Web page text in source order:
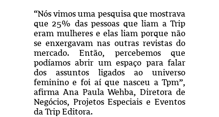
“Nós vimos uma pesquisa que mostrava
que 25% das pessoas que liam a Trip
eram mulheres e elas liam porque não
se enxergavam nas outras revistas do
mercado. Então, percebemos que
podíamos abrir um espaço para falar
dos assuntos ligados ao universo
feminino e foi aí que nasceu a Tpm”,
afirma Ana Paula Wehba, Diretora de
Negócios, Projetos Especiais e Eventos
da Trip Editora.